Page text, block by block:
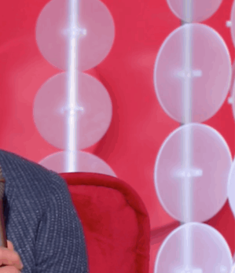
Ricette per Bambini